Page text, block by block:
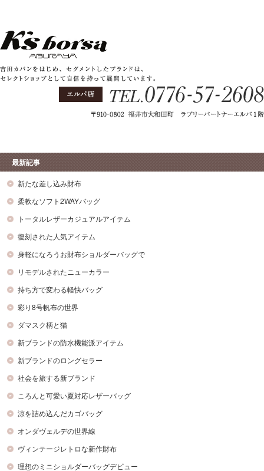
最新記事
新たな差し込み財布
柔軟なソフト2WAYバッグ
トータルレザーカジュアルアイテム
復刻された人気アイテム
身軽になろうお財布ショルダーバッグで
リモデルされたニューカラー
持ち方で変わる軽快バッグ
彩り8号帆布の世界
ダマスク柄と猫
新ブランドの防水機能派アイテム
新ブランドのロングセラー
社会を旅する新ブランド
ころんと可愛い夏対応レザーバッグ
涼を詰め込んだカゴバッグ
オンダヴェルデの世界線
ヴィンテージレトロな新作財布
理想のミニショルダーバッグデビュー